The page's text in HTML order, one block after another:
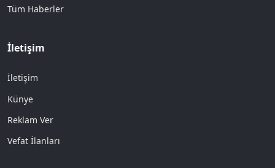
Tüm Haberler
İletişim
İletişim
Künye
Reklam Ver
Vefat İlanları